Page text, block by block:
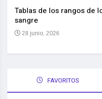
Tablas de los rangos de
sangre
28 junio, 2026
FAVORITOS